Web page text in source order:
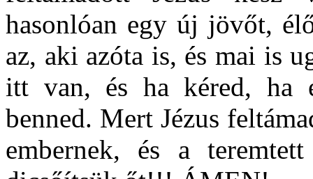
hasonlóan egy új jövőt,
az, aki azóta is, és mai is
itt van, és ha kéred, ha
benned. Mert Jézus
embernek, és a